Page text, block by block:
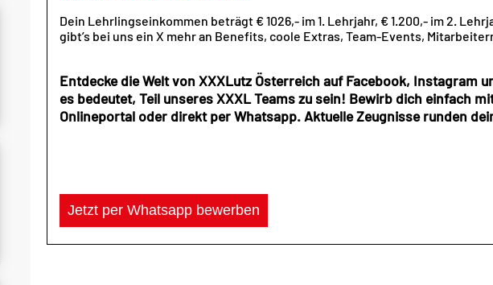
Dein Lehrlingseinkommen beträgt € 1026,- im 1. Lehrjahr, € 1.200,- im 2.
gibt’s bei uns ein X mehr an Benefits, coole Extras, Team-Events,
Entdecke die Welt von XXXLutz Österreich auf Facebook, Instagram
es bedeutet, Teil unseres XXXL Teams zu sein! Bewirb dich einfach
Onlineportal oder direkt per Whatsapp. Aktuelle Zeugnisse runden
Jetzt per Whatsapp bewerben